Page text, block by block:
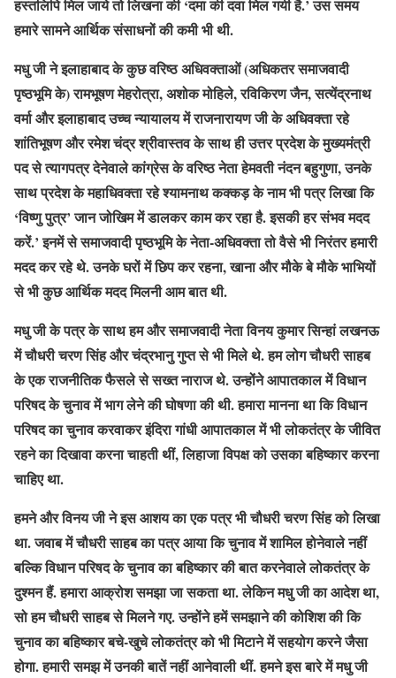
हस्तलिपि मिल जाये तो लिखना की ‘दमा की दवा मिल गयी है.’ उस समय
हमारे सामने आर्थिक संसाधनों की कमी भी थी.
मधु जी ने इलाहाबाद के कुछ वरिष्ठ अधिवक्ताओं (अधिकतर समाजवादी
पृष्ठभूमि के) रामभूषण मेहरोत्रा, अशोक मोहिले, रविकिरण जैन, सत्येंद्रनाथ
वर्मा और इलाहाबाद उच्च न्यायालय में राजनारायण जी के अधिवक्ता रहे
शांतिभूषण और रमेश चंद्र श्रीवास्तव के साथ ही उत्तर प्रदेश के मुख्यमंत्री
पद से त्यागपत्र देनेवाले कांग्रेस के वरिष्ठ नेता हेमवती नंदन बहुगुणा, उनके
साथ प्रदेश के महाधिवक्ता रहे श्यामनाथ कक्कड़ के नाम भी पत्र लिखा कि
‘विष्णु पुत्र’ जान जोखिम में डालकर काम कर रहा है. इसकी हर संभव मदद
करें.’ इनमें से समाजवादी पृष्ठभूमि के नेता-अधिवक्ता तो वैसे भी निरंतर हमारी
मदद कर रहे थे. उनके घरों में छिप कर रहना, खाना और मौके बे मौके भाभियों
से भी कुछ आर्थिक मदद मिलनी आम बात थी.
मधु जी के पत्र के साथ हम और समाजवादी नेता विनय कुमार सिन्हां लखनऊ
में चौधरी चरण सिंह और चंद्रभानु गुप्त से भी मिले थे. हम लोग चौधरी साहब
के एक राजनीतिक फैसले से सख्त नाराज थे. उन्होंने आपातकाल में विधान
परिषद के चुनाव में भाग लेने की घोषणा की थी. हमारा मानना था कि विधान
परिषद का चुनाव करवाकर इंदिरा गांधी आपातकाल में भी लोकतंत्र के जीवित
रहने का दिखावा करना चाहती थीं, लिहाजा विपक्ष को उसका बहिष्कार करना
चाहिए था.
हमने और विनय जी ने इस आशय का एक पत्र भी चौधरी चरण सिंह को लिखा
था. जवाब में चौधरी साहब का पत्र आया कि चुनाव में शामिल होनेवाले नहीं
बल्कि विधान परिषद के चुनाव का बहिष्कार की बात करनेवाले लोकतंत्र के
दुश्मन हैं. हमारा आक्रोश समझा जा सकता था. लेकिन मधु जी का आदेश था,
सो हम चौधरी साहब से मिलने गए. उन्होंने हमें समझाने की कोशिश की कि
चुनाव का बहिष्कार बचे-खुचे लोकतंत्र को भी मिटाने में सहयोग करने जैसा
होगा. हमारी समझ में उनकी बातें नहीं आनेवाली थीं. हमने इस बारे में मधु जी